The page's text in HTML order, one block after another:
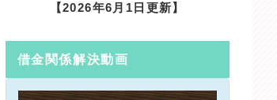
【2026年6月1日更新】
借金関係解決動画